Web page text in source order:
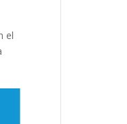
el